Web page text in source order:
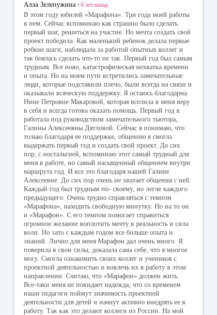
ni
ki
Алла Зелепужина • 6 лет назад
В этом году юбилей «Марафона». Три года моей работы
в нем. Сейчас вспоминаю как страшно было сделать
первый шаг, решиться на участие. Но мечта создать свой
проект победила. Как маленький ребенок делала первые
робкие шаги, наблюдала за работой опытных коллег и
так боялась сделать что-то не так. Первый год был самым
трудным. Все ново, катастрофическая нехватка времени
и опыта. Но на моем пути встретились замечательные
люди, которые подставили плечо, были всегда на связи и
оказывали всяческую поддержку. Я остаюсь благодарна
Нине Петровне Макаровой, которая вселила в меня веру
в себя и всегда готова оказать помощь. Первый год я
работала под руководством замечательного тьютора,
Галины Алексеевны Дятловой. Сейчас я понимаю, что
только благодаря ее поддержке, общению я смогла
выдержать первый год и создать свой проект. До сих
пор, с ностальгией, вспоминаю этот самый трудный для
меня в работе, но самый насыщенный общением внутри
маршрута год. И все это благодаря нашей Галине
Алексеевне. До сих пор очень не хватает общения с ней.
Каждый год был трудным по- своему, но легче каждого
предыдущего. Очень трудно справляться с темпом
«Марафона», находить свободную минутку. Но на то он
и «Марафон». С его темпом помогает справиться
огромное желание воплотить мечту в реальность и сила
воли. Но зато с каждым годом все больше опыта и
знаний. Лично для меня Марафон дал очень много. Я
поверила в свои силы, доказала сама себе, что я многое
могу. Смогла ознакомить своих коллег и учеников с
проектной деятельностью и вовлечь их в работу в этом
направлении. Считаю, что «Марафон» должен жить.
Все-таки меня не покидает надежда, что со временем
наши педагоги поймут значимость проектной
деятельности для детей и начнут активно внедрять ее в
работу. Так как это делают коллеги из России. На мой